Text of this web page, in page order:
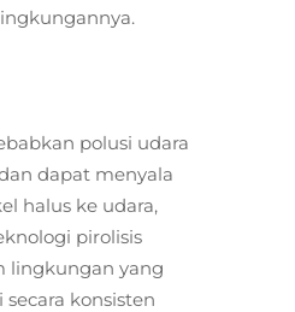
polusi udara
dapat menyala
halus ke udara,
pirolisis
lingkungan yang
konsisten